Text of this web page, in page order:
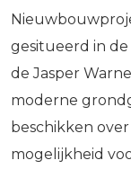
gesitueerd in
de Jasper
moderne
beschikken
mogelijkheid